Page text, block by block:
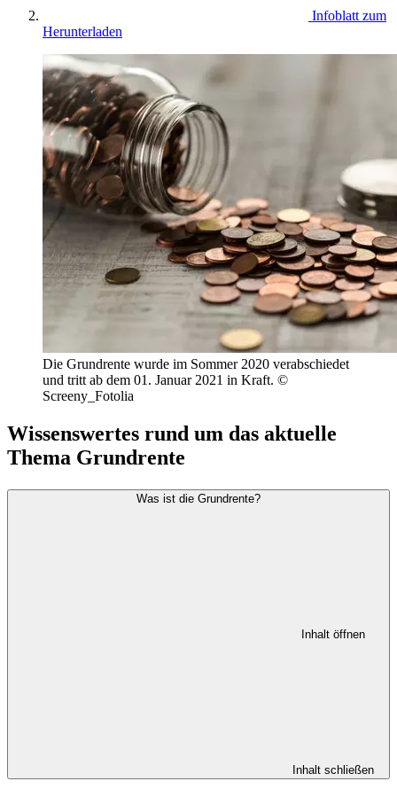
Infoblatt zum
Herunterladen
Die Grundrente wurde im Sommer 2020 verabschiedet
und tritt ab dem 01. Januar 2021 in Kraft. ©
Screeny_Fotolia
Wissenswertes rund um das aktuelle
Thema Grundrente
Was ist die Grundrente?
Inhalt öffnen
Inhalt schließen